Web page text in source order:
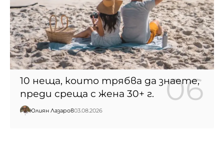
10 неща, които трябва да знаете,
преди среща с жена 30+ г.
Юлиян Лазаров03.08.2026